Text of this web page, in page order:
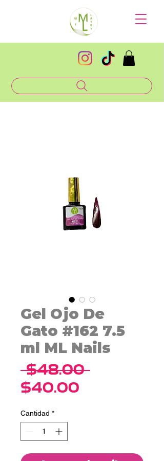
Gel Ojo De
Gato #162 7.5
ml ML Nails
$48.00 Precio
$40.00
Cantidad *